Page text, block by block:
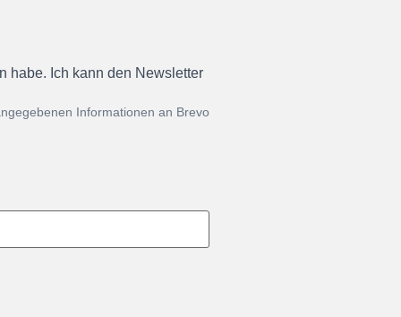
habe. Ich kann den Newsletter
Informationen an Brevo